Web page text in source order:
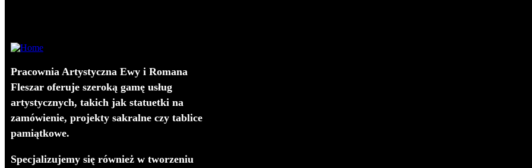
Pracownia Artystyczna Ewy i Romana
Fleszar oferuje szeroką gamę usług
artystycznych, takich jak statuetki na
zamówienie, projekty sakralne czy tablice
pamiątkowe.
Specjalizujemy się również w tworzeniu